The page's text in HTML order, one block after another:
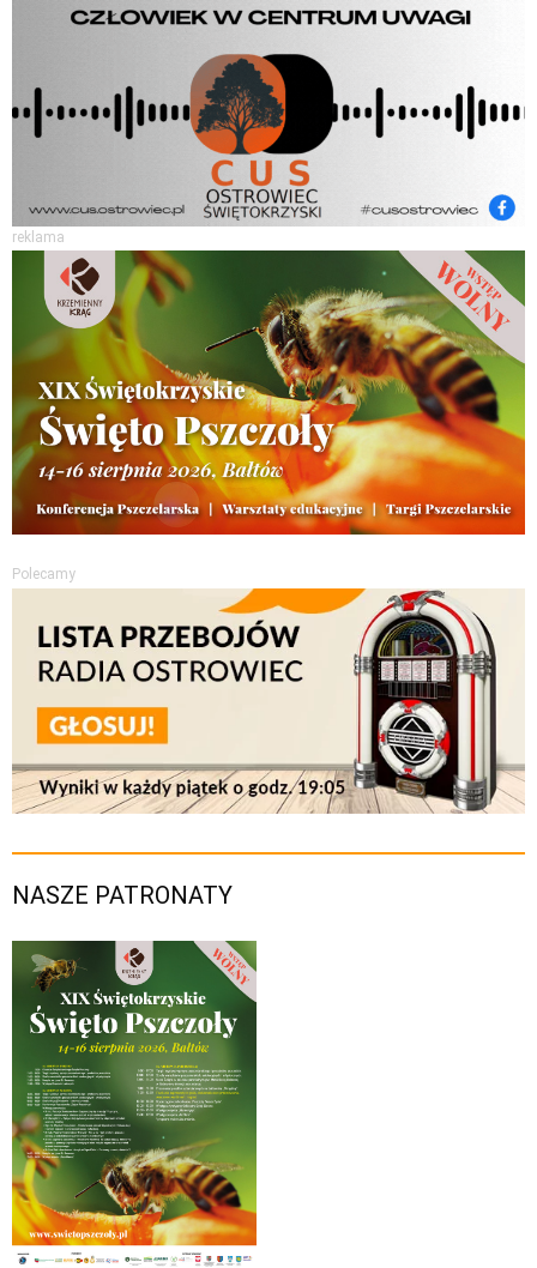
reklama
Polecamy
NASZE PATRONATY